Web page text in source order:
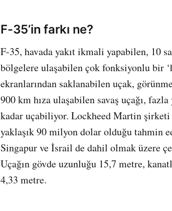
F-35’in farkı ne?
F-35, havada yakıt ikmali yapabilen, 10
bölgelere ulaşabilen çok fonksiyonlu bir
ekranlarından saklanabilen uçak,
900 km hıza ulaşabilen savaş uçağı,
kadar uçabiliyor. Lockheed Martin
yaklaşık 90 milyon dolar olduğu tahmin
Singapur ve İsrail de dahil olmak üzere
Uçağın gövde uzunluğu 15,7 metre,
4,33 metre.